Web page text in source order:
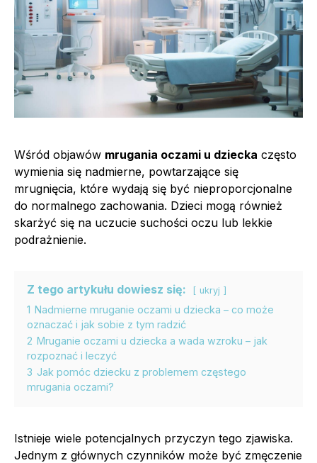
Wśród objawów mrugania oczami u dziecka często
wymienia się nadmierne, powtarzające się
mrugnięcia, które wydają się być nieproporcjonalne
do normalnego zachowania. Dzieci mogą również
skarżyć się na uczucie suchości oczu lub lekkie
podrażnienie.
Z tego artykułu dowiesz się: ukryj
1 Nadmierne mruganie oczami u dziecka – co może
oznaczać i jak sobie z tym radzić
2 Mruganie oczami u dziecka a wada wzroku – jak
rozpoznać i leczyć
3 Jak pomóc dziecku z problemem częstego
mrugania oczami?
Istnieje wiele potencjalnych przyczyn tego zjawiska.
Jednym z głównych czynników może być zmęczenie